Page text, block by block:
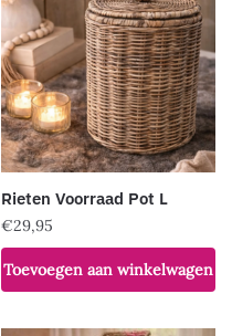
Rieten Voorraad Pot L
€29,95
Toevoegen aan winkelwagen